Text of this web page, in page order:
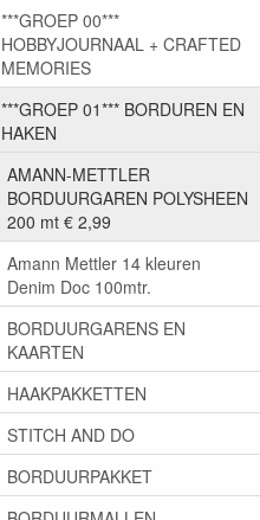
***GROEP 00***
HOBBYJOURNAAL + CRAFTED
MEMORIES
***GROEP 01*** BORDUREN EN
HAKEN
AMANN-METTLER
BORDUURGAREN POLYSHEEN
200 mt € 2,99
Amann Mettler 14 kleuren
Denim Doc 100mtr.
BORDUURGARENS EN
KAARTEN
HAAKPAKKETTEN
STITCH AND DO
BORDUURPAKKET